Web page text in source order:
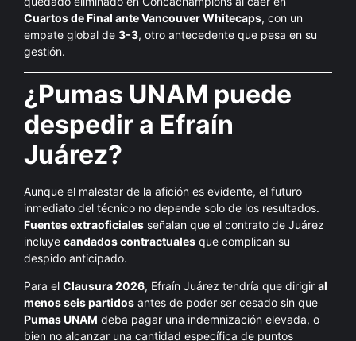
Cuartos de Final ante Vancouver Whitecaps, con un
empate global de 3-3, otro antecedente que pesa en su
gestión.
¿Pumas UNAM puede
despedir a Efraín
Juárez?
Aunque el malestar de la afición es evidente, el futuro
inmediato del técnico no depende solo de los resultados.
Fuentes extraoficiales señalan que el contrato de Juárez
incluye candados contractuales que complican su
despido anticipado.
Para el Clausura 2026, Efraín Juárez tendría que dirigir al
menos seis partidos antes de poder ser cesado sin que
Pumas UNAM deba pagar una indemnización elevada, o
bien no alcanzar una cantidad específica de puntos